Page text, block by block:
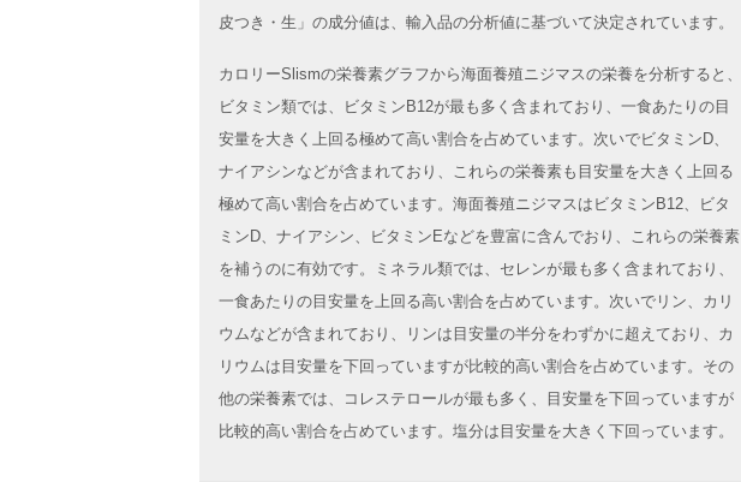
皮つき・生」の成分値は、輸入品の分析値に基づいて決定されています。
カロリーSlismの栄養素グラフから海面養殖ニジマスの栄養を分析すると、
ビタミン類では、ビタミンB12が最も多く含まれており、一食あたりの目
安量を大きく上回る極めて高い割合を占めています。次いでビタミンD、
ナイアシンなどが含まれており、これらの栄養素も目安量を大きく上回る
極めて高い割合を占めています。海面養殖ニジマスはビタミンB12、ビタ
ミンD、ナイアシン、ビタミンEなどを豊富に含んでおり、これらの栄養素
を補うのに有効です。ミネラル類では、セレンが最も多く含まれており、
一食あたりの目安量を上回る高い割合を占めています。次いでリン、カリ
ウムなどが含まれており、リンは目安量の半分をわずかに超えており、カ
リウムは目安量を下回っていますが比較的高い割合を占めています。その
他の栄養素では、コレステロールが最も多く、目安量を下回っていますが
比較的高い割合を占めています。塩分は目安量を大きく下回っています。